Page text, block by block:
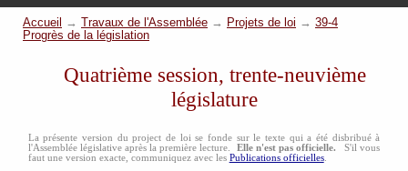
Accueil → Travaux de l'Assemblée → Projets de loi → 39-4
Progrès de la législation
Quatrième session, trente-neuvième
législature
La présente version du project de loi se fonde sur le texte qui a été disbribué à
l'Assemblée législative après la première lecture. Elle n'est pas officielle. S'il vous
faut une version exacte, communiquez avec les Publications officielles.